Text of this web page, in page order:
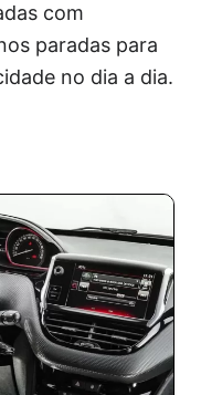
com
paradas para
no dia a dia.